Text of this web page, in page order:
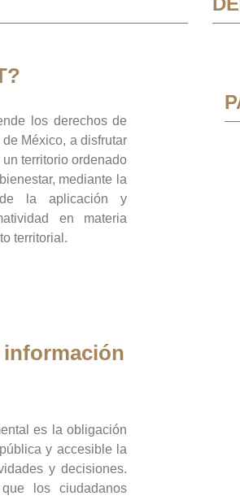
los derechos de
México, a disfrutar
territorio ordenado
mediante la
la aplicación y
en materia
territorial.
información
es la obligación
y accesible la
y decisiones.
los ciudadanos